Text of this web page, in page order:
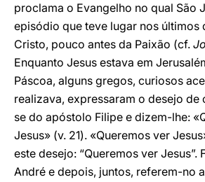
proclama o Evangelho no qual São
episódio que teve lugar nos últimos
Cristo, pouco antes da Paixão (cf. Jo
Enquanto Jesus estava em
Páscoa, alguns gregos, curiosos
realizava, expressaram o desejo
se do apóstolo Filipe e dizem-lhe:
Jesus» (v. 21). «Queremos ver
este desejo: “Queremos ver Jesus”.
André e depois, juntos, referem-no